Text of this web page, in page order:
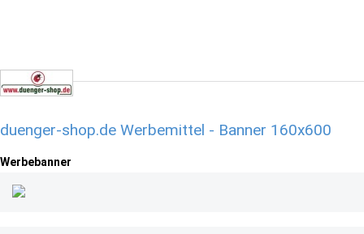
duenger-shop.de Werbemittel - Banner 160x600
Werbebanner